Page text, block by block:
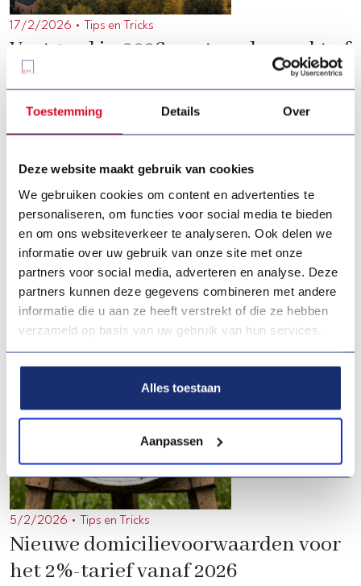
Toestemming Details Over
Deze website maakt gebruik van cookies
We gebruiken cookies om content en advertenties te
personaliseren, om functies voor social media te bieden
en om ons websiteverkeer te analyseren. Ook delen we
informatie over uw gebruik van onze site met onze
partners voor social media, adverteren en analyse. Deze
partners kunnen deze gegevens combineren met andere
informatie die u aan ze heeft verstrekt of die ze hebben
verzameld op basis van uw gebruik van hun services.
Alles toestaan
Aanpassen
17/2/2026 • Tips en Tricks
Vastgoed in 2026: rust op de markt of
net nieuwe kansen?
Vastgoed in 2026 De markt stabiliseert met een beperkte
realisme en slimme keuzes.
Ontdek het hier
5/2/2026 • Tips en Tricks
Nieuwe domicilievoorwaarden voor
het 2%-tarief vanaf 2026